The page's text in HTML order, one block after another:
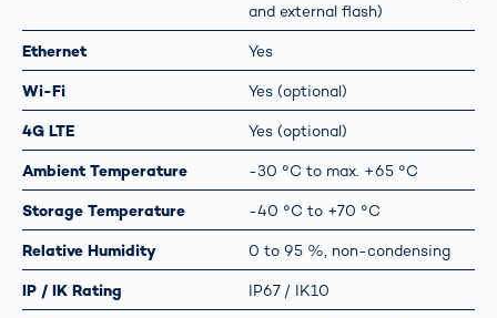
and external flash)
Ethernet Yes
Wi-Fi Yes (optional)
4G LTE Yes (optional)
Ambient Temperature -30 °C to max. +65 °C
Storage Temperature -40 °C to +70 °C
Relative Humidity 0 to 95 %, non-condensing
IP / IK Rating IP67 / IK10